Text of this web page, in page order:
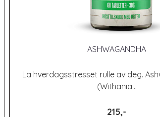
ASHWAGANDHA
La hverdagsstresset rulle av deg.
(Withania...
215,-